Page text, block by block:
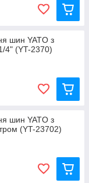
шин YATO з
4" (YT-2370)
шин YATO з
(YT-23702)